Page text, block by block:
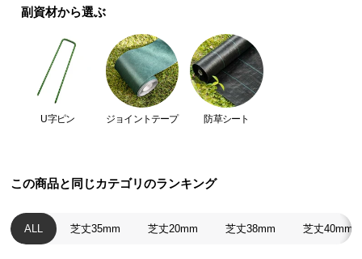
サ
つ
て
天然芝のようにリアルな質感
副資材から選ぶ
U字ピン ジョイントテープ 防草シート
この商品と同じカテゴリのランキング
ALL 芝丈35mm 芝丈20mm 芝丈38mm 芝丈40mm